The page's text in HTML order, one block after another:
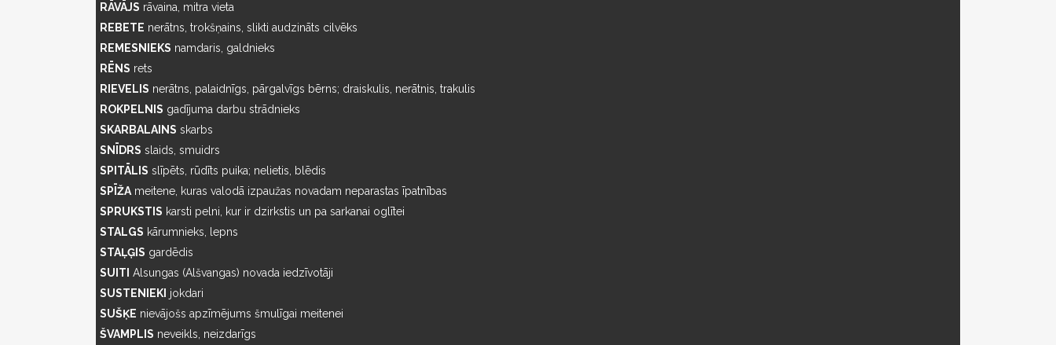
RĀVĀJS rāvaina, mitra vieta
REBETE nerātns, trokšņains, slikti audzināts cilvēks
REMESNIEKS namdaris, galdnieks
RĒNS rets
RIEVELIS nerātns, palaidnīgs, pārgalvīgs bērns; draiskulis, nerātnis, trakulis
ROKPELNIS gadījuma darbu strādnieks
SKARBALAINS skarbs
SNĪDRS slaids, smuidrs
SPITĀLIS slīpēts, rūdīts puika; nelietis, blēdis
SPĪŽA meitene, kuras valodā izpaužas novadam neparastas īpatnības
SPRUKSTIS karsti pelni, kur ir dzirkstis un pa sarkanai oglītei
STALGS kārumnieks, lepns
STAĻĢIS gardēdis
SUITI Alsungas (Alšvangas) novada iedzīvotāji
SUSTENIEKI jokdari
SUŠĶE nievājošs apzīmējums šmulīgai meitenei
ŠVAMPLIS neveikls, neizdarīgs